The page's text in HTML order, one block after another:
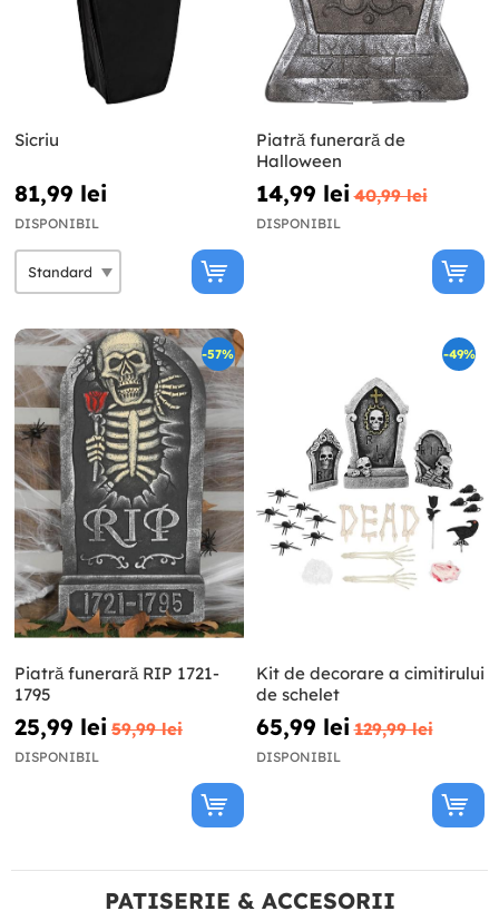
Sicriu
81,99 lei
DISPONIBIL
Piatră funerară de
Halloween
14,99 lei 40,99 lei
DISPONIBIL
-57%
Piatră funerară RIP 1721-
1795
25,99 lei 59,99 lei
DISPONIBIL
-49%
Kit de decorare a cimitirului
de schelet
65,99 lei 129,99 lei
DISPONIBIL
PATISERIE & ACCESORII